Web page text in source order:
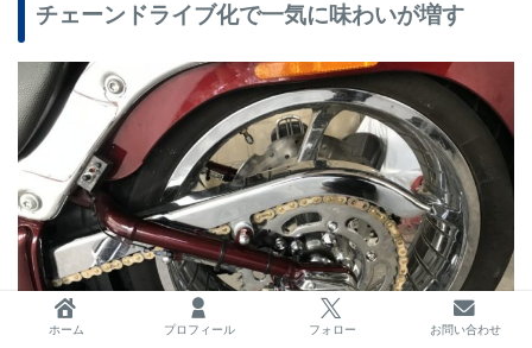
チェーンドライブ化で一気に味わいが増す
ホーム プロフィール フォロー お問い合わせ